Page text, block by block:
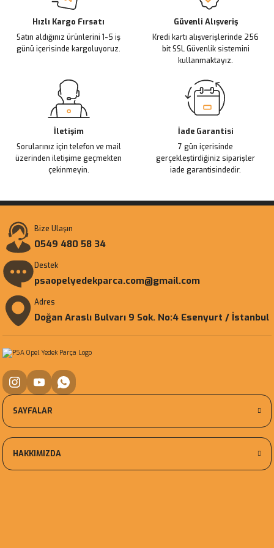
Ürün bilgilerinde hatalar bulunuyor.
Ürün fiyatı diğer sitelerden daha pahalı.
Bu ürüne benzer farklı alternatifler olmalı.
Hızlı Kargo Fırsatı
Satın aldığınız ürünlerini 1-5 iş
günü içerisinde kargoluyoruz.
Güvenli Alışveriş
Kredi kartı alışverişlerinde 256
bit SSL Güvenlik sistemini
kullanmaktayız.
İletişim
Sorularınız için telefon ve mail
üzerinden iletişime geçmekten
çekinmeyin.
İade Garantisi
7 gün içerisinde
gerçekleştirdiğiniz siparişler
iade garantisindedir.
Bize Ulaşın
0549 480 58 34
Destek
psaopelyedekparca.com@gmail.com
Adres
Doğan Araslı Bulvarı 9 Sok. No:4 Esenyurt / İstanbul
SAYFALAR
HAKKIMIZDA